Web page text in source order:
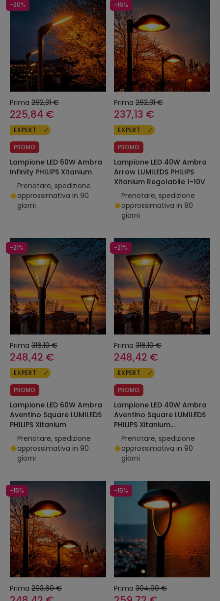
-20%
Prima 282,31 €
225,84 €
EXPERT
PROMO
Lampione LED 60W Ambra
Infinity PHILIPS Xitanium
Prenotare, spedizione
approssimativa in 90
giorni
-16%
Prima 282,31 €
237,13 €
EXPERT
PROMO
Lampione LED 40W Ambra
Arrow LUMILEDS PHILIPS
Xitanium Regolabile 1-10V
Prenotare, spedizione
approssimativa in 90
giorni
-21%
Prima 316,19 €
248,42 €
EXPERT
PROMO
Lampione LED 60W Ambra
Aventino Square LUMILEDS
PHILIPS Xitanium
Prenotare, spedizione
approssimativa in 90
giorni
-21%
Prima 316,19 €
248,42 €
EXPERT
PROMO
Lampione LED 40W Ambra
Aventino Square LUMILEDS
PHILIPS Xitanium
Regolabile 1-10V
Prenotare, spedizione
approssimativa in 90
giorni
-15%
Prima 293,60 €
-15%
Prima 304,90 €